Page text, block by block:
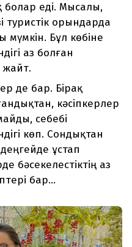
еді. Мысалы,
туристік орындарда
мүмкін. Бұл көбіне
аз болған
де бар. Бірақ
кәсіпкерлер
себебі
көп. Сондықтан
ұстап
бәсекелестіктің аз
бар…